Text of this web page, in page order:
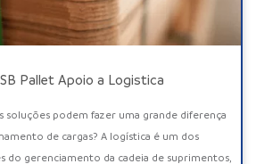
SB Pallet Apoio a Logistica
soluções podem fazer uma grande diferença
de cargas? A logística é um dos
do gerenciamento da cadeia de suprimentos,